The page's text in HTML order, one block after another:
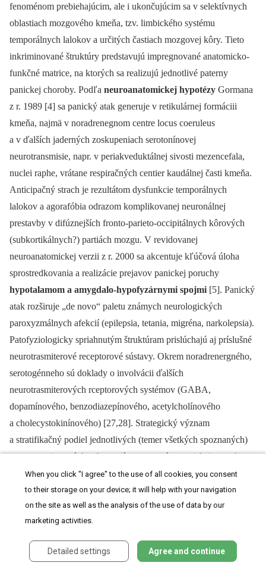
fenoménom prebiehajúcim, ale i ukončujúcim sa v selektívnych
oblastiach mozgového kmeňa, tzv. limbického systému
temporálnych lalokov a určitých častiach mozgovej kôry. Tieto
inkriminované štruktúry predstavujú impregnované anatomicko-
funkčné matrice, na ktorých sa realizujú jednotlivé paterny
panickej choroby. Podľa neuroanatomickej hypotézy Gormana
z r. 1989 [4] sa panický atak generuje v retikulárnej formáciii
kmeňa, najmä v noradrenegnom centre locus coeruleus
a v ďalších jaderných zoskupeniach serotonínovej
neurotransmisie, napr. v periakveduktálnej sivosti mezencefala,
nuclei raphe, vrátane respiračných centier kaudálnej časti kmeňa.
Anticipačný strach je rezultátom dysfunkcie temporálnych
lalokov a agorafóbia odrazom komplikovanej neuronálnej
prestavby v difúznejších fronto-parieto-occipitálnych kôrových
(subkortikálnych?) partiách mozgu. V revidovanej
neuroanatomickej verzii z r. 2000 sa akcentuje kľúčová úloha
sprostredkovania a realizácie prejavov panickej poruchy
hypotalamom a amygdalo-hypofyzárnymi spojmi [5]. Panický
atak rozširuje „de novo“ paletu známych neurologických
paroxyzmálnych afekcií (epilepsia, tetania, migréna, narkolepsia).
Patofyziologicky spriahnutým štruktúram prislúchajú aj príslušné
neurotrasmiterové receptorové sústavy. Okrem noradrenergného,
serotogénneho sú doklady o involvácii ďalších
neurotrasmiterových rceptorových systémov (GABA,
dopamínového, benzodiazepínového, acetylcholínového
a cholecystokinínového) [27,28]. Strategický význam
a stratifikačný podiel jednotlivých (temer všetkých spoznaných)
neurotrasmiterových substancií v patogenéze panickej poruchy sa
sústredene skúma. Za iniciáciu a prebehnutie panického ataku
však zodpovedajú centrá noradrenergnej a serotogénnej inervácie.
Fáza eruptívnej neurotrasmiterovej dysregulácie (excesívna
výstelkou panického ataku v predilečných neuronálnych
When you click "I agree" to the use of all cookies, you consent
to their storage on your device; it will help with your navigation
on the site as well as the analysis of the use of data by our
marketing activities.
Detailed settings Agree and continue